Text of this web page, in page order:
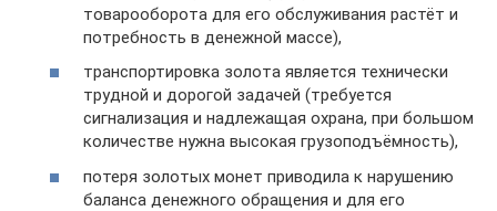
товарооборота для его обслуживания растёт и
потребность в денежной массе),
транспортировка золота является технически
трудной и дорогой задачей (требуется
сигнализация и надлежащая охрана, при большом
количестве нужна высокая грузоподъёмность),
потеря золотых монет приводила к нарушению
баланса денежного обращения и для его